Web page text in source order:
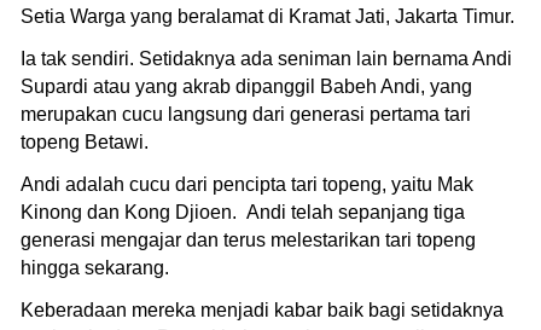
Setia Warga yang beralamat di Kramat Jati, Jakarta Timur.
Ia tak sendiri. Setidaknya ada seniman lain bernama Andi
Supardi atau yang akrab dipanggil Babeh Andi, yang
merupakan cucu langsung dari generasi pertama tari
topeng Betawi.
Andi adalah cucu dari pencipta tari topeng, yaitu Mak
Kinong dan Kong Djioen. Andi telah sepanjang tiga
generasi mengajar dan terus melestarikan tari topeng
hingga sekarang.
Keberadaan mereka menjadi kabar baik bagi setidaknya